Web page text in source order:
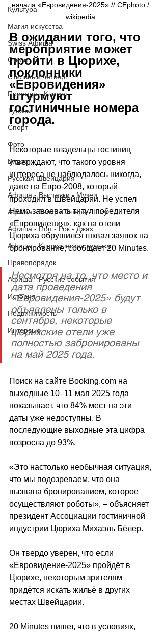
Культура
Магия искусства
Swiss Афиша
Стиль
Стильный четверг
Природа - Климат
Туризм
Спорт
Фото
Видео
Русская Швейцария
Афиша - Выставки - Музеи
Афиша - Театр - Опера - Шоу
Афиша - Поп - Рок - Джаз
Афиша - Классическая музыка
Правопорядок
Афиша - Русские события
История
Недвижимость
Интервью
начала «Евровидения-2025» // CEphoto /
wikipedia
В ожидании того, что
мероприятие может
пройти в Цюрихе,
поклонники
«Евровидения»
штурмуют
гостиничные номера
города.
Некоторые владельцы гостиниц
утверждают, что такого уровня
интереса не наблюдалось никогда,
даже на Евро-2008, который
проходил в Швейцарии. Не успел
Немо завоевать титул победителя
«Евровидения», как на отели
Цюриха обрушился шквал заявок на
бронирование, сообщает 20 Minutes.
Несмотря на то, что место и
дата проведения
«Евровидения-2025» будут
объявлены только в
сентябре, некоторые
цюрихские отели уже
полностью забронированы
на май 2025 года.
Поиск на сайте Booking.com на
выходные 10–11 мая 2025 года
показывает, что 84% мест на эти
даты уже недоступны. В
последующие выходные эта цифра
возросла до 93%.
«Это настолько необычная ситуация,
что мы подозреваем, что она
вызвана бронированием, которое
осуществляют роботы», – объясняет
президент Ассоциации гостиничной
индустрии Цюриха Михаэль Бёлер.
Он твердо уверен, что если
«Евровидение-2025» пройдёт в
Цюрихе, некоторым зрителям
придётся искать жильё в других
местах Швейцарии.
20 Minutes пишет, что в условиях,